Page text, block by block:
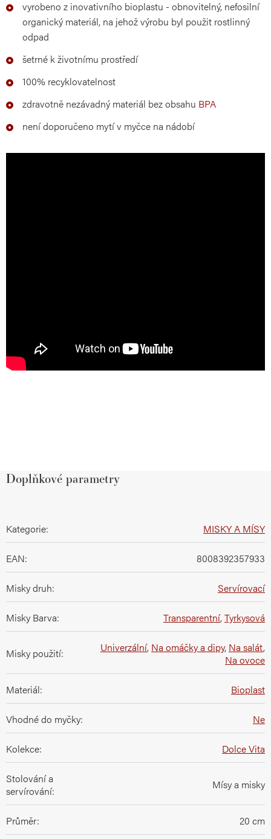
vyrobeno z inovativního bioplastu - obnovitelný, nefosilní
organický materiál, na jehož výrobu byl použit rostlinný
odpad
šetrné k životnímu prostředí
100% recyklovatelnost
zdravotně nezávadný materiál bez obsahu BPA
není doporučeno mytí v myčce na nádobí
Doplňkové parametry
Kategorie: MISKY A MÍSY
EAN: 8008392357933
Misky druh: Servírovací
Misky Barva: Transparentní,Tyrkysová
Misky použití: Univerzální, Na omáčky a dipy, Na salát,
Na ovoce
Materiál: Bioplast
Vhodné do myčky: Ne
Kolekce: Dolce Vita
Stolování a
servírování: Mísy a misky
Průměr: 20 cm